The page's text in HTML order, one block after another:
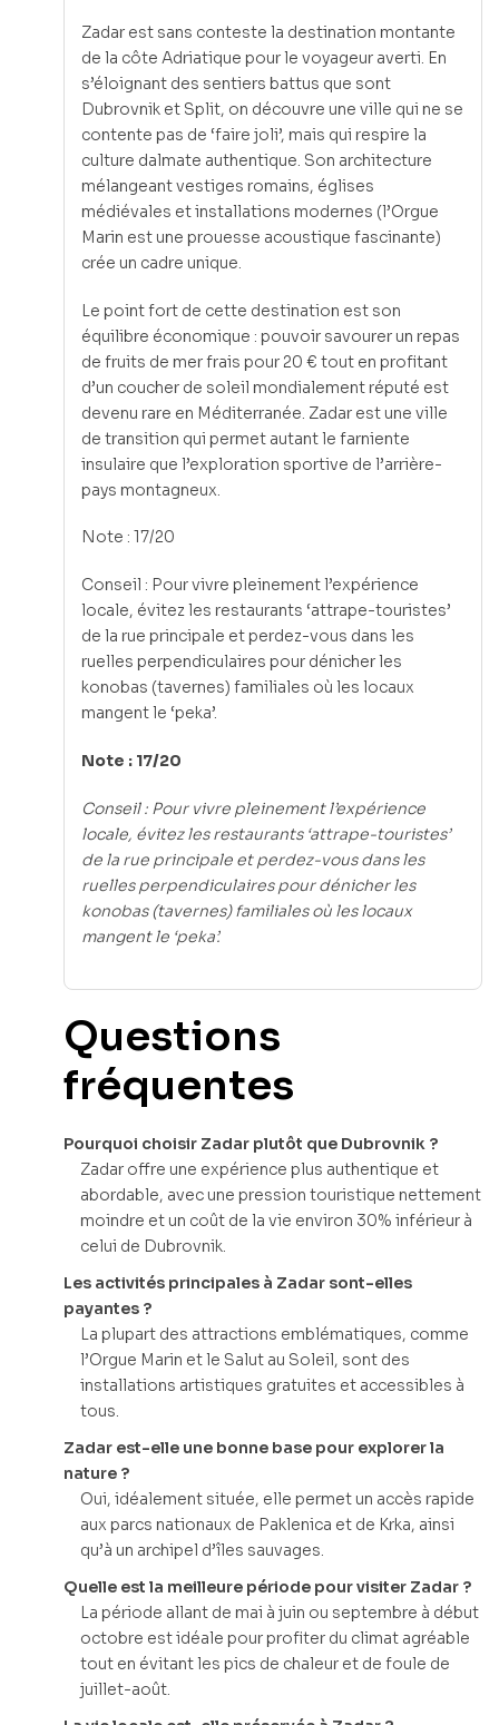
Zadar est sans conteste la destination montante
de la côte Adriatique pour le voyageur averti. En
s’éloignant des sentiers battus que sont
Dubrovnik et Split, on découvre une ville qui ne se
contente pas de ‘faire joli’, mais qui respire la
culture dalmate authentique. Son architecture
mélangeant vestiges romains, églises
médiévales et installations modernes (l’Orgue
Marin est une prouesse acoustique fascinante)
crée un cadre unique.
Le point fort de cette destination est son
équilibre économique : pouvoir savourer un repas
de fruits de mer frais pour 20 € tout en profitant
d’un coucher de soleil mondialement réputé est
devenu rare en Méditerranée. Zadar est une ville
de transition qui permet autant le farniente
insulaire que l’exploration sportive de l’arrière-
pays montagneux.
Note : 17/20
Conseil : Pour vivre pleinement l’expérience
locale, évitez les restaurants ‘attrape-touristes’
de la rue principale et perdez-vous dans les
ruelles perpendiculaires pour dénicher les
konobas (tavernes) familiales où les locaux
mangent le ‘peka’.
Note : 17/20
Conseil : Pour vivre pleinement l’expérience
locale, évitez les restaurants ‘attrape-touristes’
de la rue principale et perdez-vous dans les
ruelles perpendiculaires pour dénicher les
konobas (tavernes) familiales où les locaux
mangent le ‘peka’.
Questions
fréquentes
Pourquoi choisir Zadar plutôt que Dubrovnik ?
Zadar offre une expérience plus authentique et
abordable, avec une pression touristique nettement
moindre et un coût de la vie environ 30% inférieur à
celui de Dubrovnik.
Les activités principales à Zadar sont-elles
payantes ?
La plupart des attractions emblématiques, comme
l’Orgue Marin et le Salut au Soleil, sont des
installations artistiques gratuites et accessibles à
tous.
Zadar est-elle une bonne base pour explorer la
nature ?
Oui, idéalement située, elle permet un accès rapide
aux parcs nationaux de Paklenica et de Krka, ainsi
qu’à un archipel d’îles sauvages.
Quelle est la meilleure période pour visiter Zadar ?
La période allant de mai à juin ou septembre à début
octobre est idéale pour profiter du climat agréable
tout en évitant les pics de chaleur et de foule de
juillet-août.